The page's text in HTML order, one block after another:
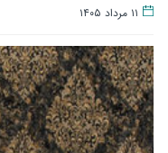
۱۱ مرداد ۱۴۰۵